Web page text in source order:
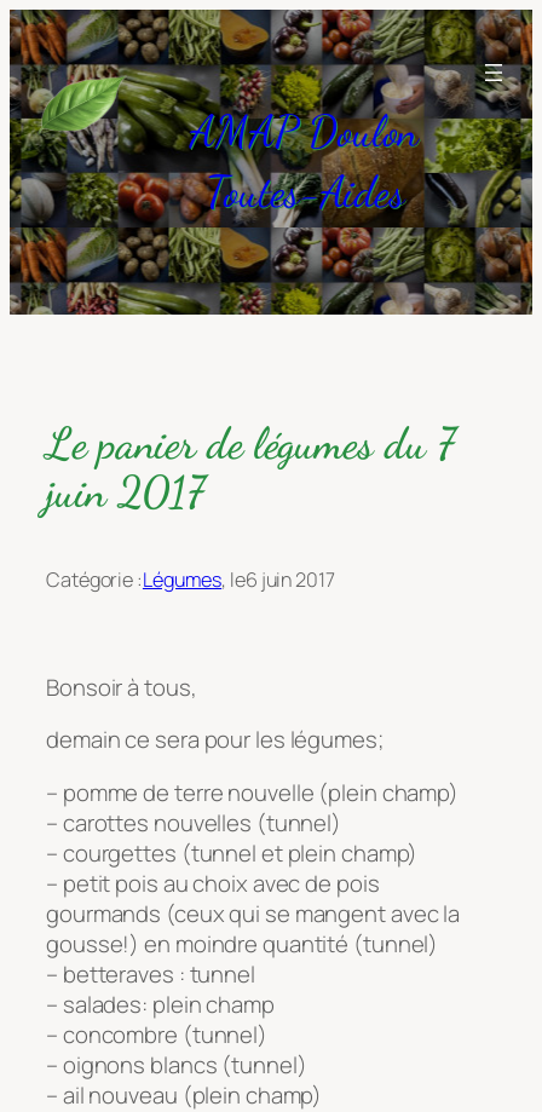
Aller
au
contenu
AMAP Doulon
Toutes-Aides
Le panier de légumes du 7
juin 2017
Catégorie :Légumes, le6 juin 2017
Bonsoir à tous,
demain ce sera pour les légumes;
– pomme de terre nouvelle (plein champ)
– carottes nouvelles (tunnel)
– courgettes (tunnel et plein champ)
– petit pois au choix avec de pois
gourmands (ceux qui se mangent avec la
gousse!) en moindre quantité (tunnel)
– betteraves : tunnel
– salades: plein champ
– concombre (tunnel)
– oignons blancs (tunnel)
– ail nouveau (plein champ)